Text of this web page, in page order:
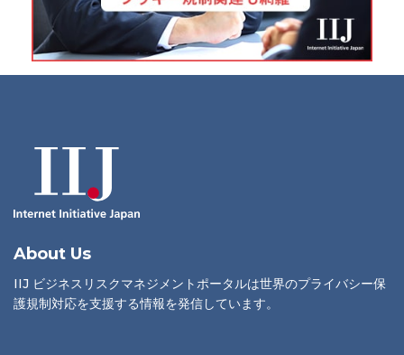
About Us
IIJ ビジネスリスクマネジメントポータルは世界のプライバシー保
護規制対応を支援する情報を発信しています。